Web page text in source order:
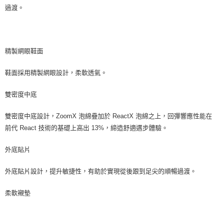
過渡。
精製網眼鞋面
鞋面採用精製網眼設計，柔軟透氣。
雙密度中底
雙密度中底設計，ZoomX 泡綿疊加於 ReactX 泡綿之上，回彈響應性能在
前代 React 技術的基礎上高出 13%，締造舒適邁步體驗。
外底貼片
外底貼片設計，提升敏捷性，有助於實現從後跟到足尖的順暢過渡。
柔軟襯墊